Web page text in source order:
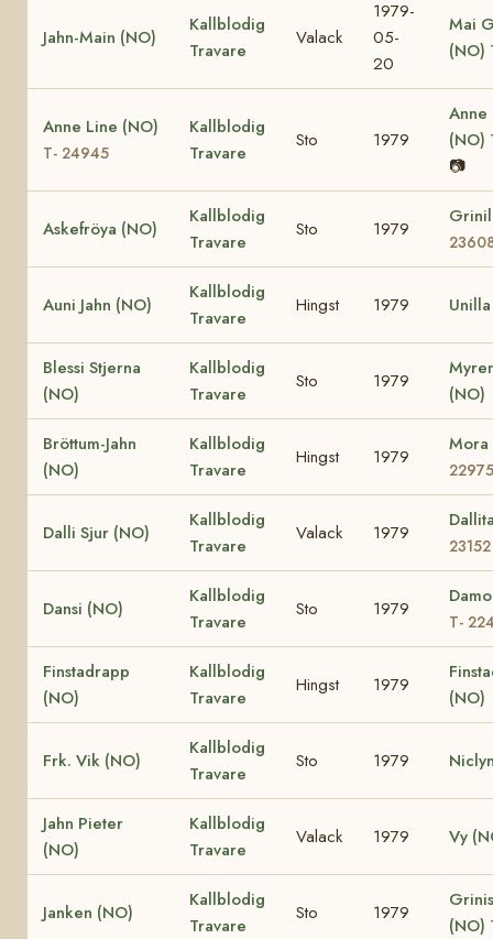
Jahn-Main (NO)
Kallblodig
Travare
Valack
1979-
05-
20
Mai
(NO)
Anne Line (NO)
T- 24945
Kallblodig
Travare
Sto 1979
Anne
(NO)
📷
Askefröya (NO)
Kallblodig
Travare
Sto 1979
Auni Jahn (NO)
Kallblodig
Travare
Hingst 1979
Blessi Stjerna
(NO)
Kallblodig
Travare
Sto 1979
(NO)
Bröttum-Jahn
(NO)
Kallblodig
Travare
Hingst 1979
22975
Dalli Sjur (NO)
Kallblodig
Travare
Valack 1979
23152
Dansi (NO)
Kallblodig
Travare
Sto 1979
T-
Finstadrapp
(NO)
Kallblodig
Travare
Hingst 1979
(NO)
Frk. Vik (NO)
Kallblodig
Travare
Sto 1979
Jahn Pieter
(NO)
Kallblodig
Travare
Valack 1979 Vy
Janken (NO)
Kallblodig
Travare
Sto 1979
(NO)